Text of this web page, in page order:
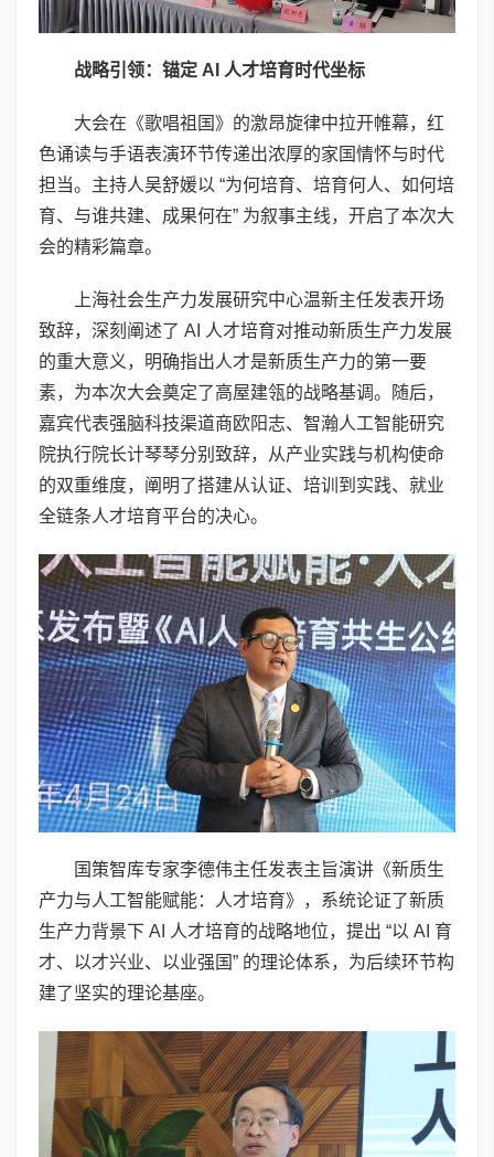
战略引领：锚定 AI 人才培育时代坐标
大会在《歌唱祖国》的激昂旋律中拉开帷幕，红
色诵读与手语表演环节传递出浓厚的家国情怀与时代
担当。主持人吴舒媛以 “为何培育、培育何人、如何培
育、与谁共建、成果何在” 为叙事主线，开启了本次大
会的精彩篇章。
上海社会生产力发展研究中心温新主任发表开场
致辞，深刻阐述了 AI 人才培育对推动新质生产力发展
的重大意义，明确指出人才是新质生产力的第一要
素，为本次大会奠定了高屋建瓴的战略基调。随后，
嘉宾代表强脑科技渠道商欧阳志、智瀚人工智能研究
院执行院长计琴琴分别致辞，从产业实践与机构使命
的双重维度，阐明了搭建从认证、培训到实践、就业
全链条人才培育平台的决心。
国策智库专家李德伟主任发表主旨演讲《新质生
产力与人工智能赋能：人才培育》，系统论证了新质
生产力背景下 AI 人才培育的战略地位，提出 “以 AI 育
才、以才兴业、以业强国” 的理论体系，为后续环节构
建了坚实的理论基座。